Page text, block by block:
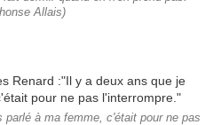
Allais)
à ma femme, c'était pour ne pas